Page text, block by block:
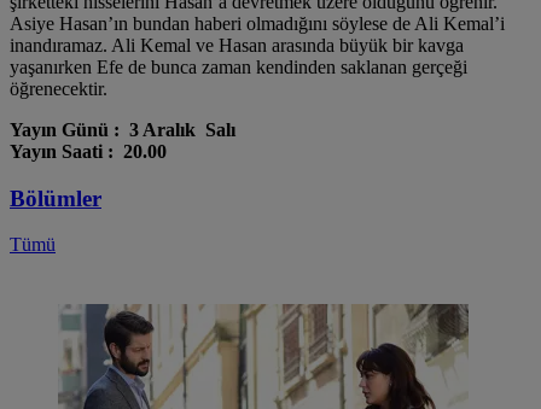
Asiye Hasan’ın bundan haberi olmadığını söylese de Ali Kemal’i
inandıramaz. Ali Kemal ve Hasan arasında büyük bir kavga
yaşanırken Efe de bunca zaman kendinden saklanan gerçeği
öğrenecektir.
Yayın Günü : 3 Aralık Salı
Yayın Saati : 20.00
Bölümler
Tümü